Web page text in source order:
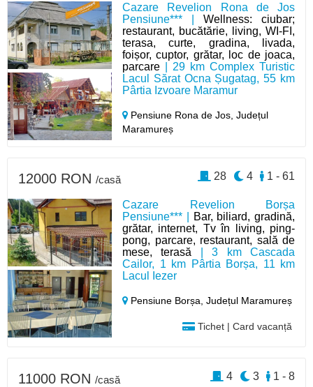
Cazare Revelion Rona de Jos
Pensiune*** |Wellness: ciubar;
restaurant, bucătărie, living, WI-FI,
terasa, curte, gradina, livada,
foișor, cuptor, grătar, loc de joaca,
parcare | 29 km Complex Turistic
Lacul Sărat Ocna Șugatag, 55 km
Pârtia Izvoare Maramur
Pensiune Rona de Jos,Județul
Maramureș
Cazare Revelion Borșa
Pensiune*** |
Bar, biliard, gradină,
grătar, internet, Tv în living, ping-
pong, parcare, restaurant, sală de
mese, terasă | 3 km Cascada
Cailor, 1 km Pârtia Borșa, 11 km
Lacul Iezer
Pensiune Borșa,Județul Maramureș
Tichet | Card vacanță
12000 RON /casă 1 - 61
4
28
11000 RON /casă 1 - 8
3
4